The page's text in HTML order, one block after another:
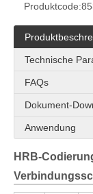
Produktcode:
Technische
FAQs
Dokument-
Anwendung
HRB-